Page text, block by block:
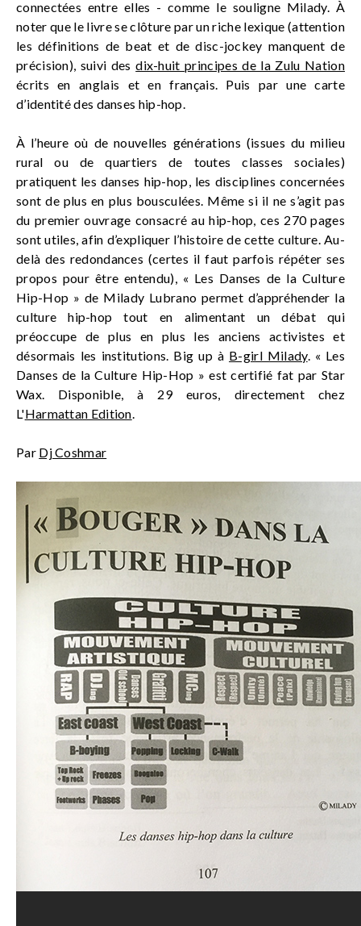
connectées entre elles - comme le souligne Milady. À
noter que le livre se clôture par un riche lexique (attention
les définitions de beat et de disc-jockey manquent de
précision), suivi desdix-huit principes de la Zulu Nation
écrits en anglais et en français. Puis par une carte
d’identité des danses hip-hop.
À l’heure où de nouvelles générations (issues du milieu
rural ou de quartiers de toutes classes sociales)
pratiquent les danses hip-hop, les disciplines concernées
sont de plus en plus bousculées. Même si il ne s’agit pas
du premier ouvrage consacré au hip-hop, ces 270 pages
sont utiles, afin d’expliquer l’histoire de cette culture. Au-
delà des redondances (certes il faut parfois répéter ses
propos pour être entendu), « Les Danses de la Culture
Hip-Hop » de Milady Lubrano permet d’appréhender la
culture hip-hop tout en alimentant un débat qui
préoccupe de plus en plus les anciens activistes et
désormais les institutions. Big up à B-girl Milady. « Les
Danses de la Culture Hip-Hop » est certifié fat par Star
Wax. Disponible, à 29 euros, directement chez
L'Harmattan Edition.
Par Dj Coshmar